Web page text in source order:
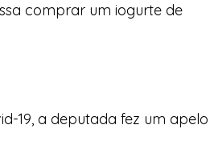
comprar um iogurte de
19, a deputada fez um apelo